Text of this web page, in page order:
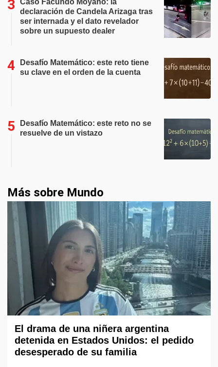
declaración de Candela Arizaga tras
ser internada y el dato revelador
sobre un supuesto dealer
Desafío Matemático: este reto tiene
su clave en el orden de la cuenta
Desafío Matemático: este reto no se
resuelve de un vistazo
Más sobre Mundo
El drama de una niñera argentina
detenida en Estados Unidos: el pedido
desesperado de su familia